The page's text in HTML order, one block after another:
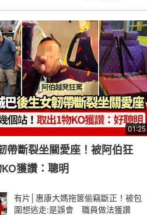
01:25
帶斷裂坐關愛座！被阿伯狂
獲讚：聰明
有片│惠康大媽拖篋偷竊斷正！被包
圍想逃走:是誤會 職員做法獲讚